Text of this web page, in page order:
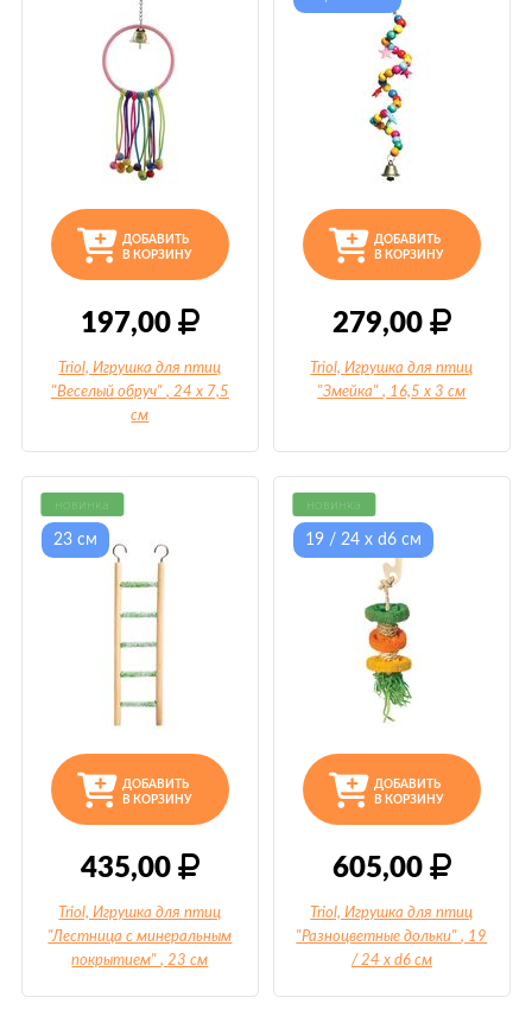
ДОБАВИТЬ
В КОРЗИНУ
197,00
Triol, Игрушка для птиц
"Веселый обруч" , 24 х 7,5
см
ДОБАВИТЬ
В КОРЗИНУ
279,00
Triol, Игрушка для птиц
"Змейка" , 16,5 х 3 см
новинка
ДОБАВИТЬ
В КОРЗИНУ
435,00
23 см
Triol, Игрушка для птиц
"Лестница с минеральным
покрытием" , 23 см
новинка
ДОБАВИТЬ
В КОРЗИНУ
605,00
19 / 24 х d6 см
Triol, Игрушка для птиц
"Разноцветные дольки" , 19
/ 24 х d6 см